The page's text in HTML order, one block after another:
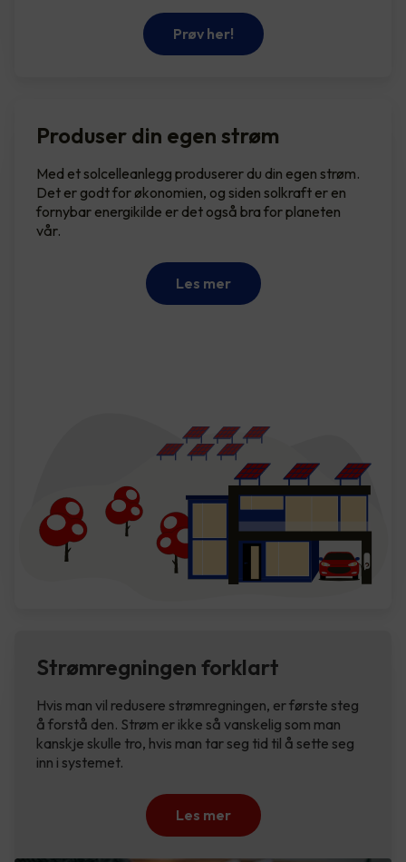
Prøv her!
Produser din egen strøm
Med et solcelleanlegg produserer du din egen strøm.
Det er godt for økonomien, og siden solkraft er en
fornybar energikilde er det også bra for planeten
vår.
Les mer
Strømregningen forklart
Hvis man vil redusere strømregningen, er første steg
å forstå den. Strøm er ikke så vanskelig som man
kanskje skulle tro, hvis man tar seg tid til å sette seg
inn i systemet.
Les mer